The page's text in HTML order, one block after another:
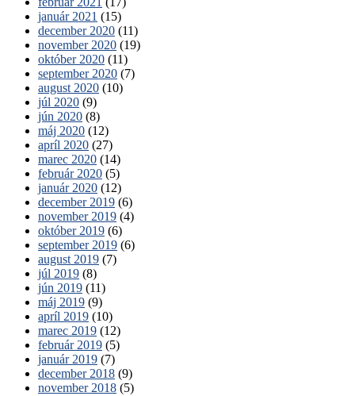
január 2021 (15)
december 2020 (11)
november 2020 (19)
október 2020 (11)
september 2020 (7)
august 2020 (10)
júl 2020 (9)
jún 2020 (8)
máj 2020 (12)
apríl 2020 (27)
marec 2020 (14)
február 2020 (5)
január 2020 (12)
december 2019 (6)
november 2019 (4)
október 2019 (6)
september 2019 (6)
august 2019 (7)
júl 2019 (8)
jún 2019 (11)
máj 2019 (9)
apríl 2019 (10)
marec 2019 (12)
február 2019 (5)
január 2019 (7)
december 2018 (9)
november 2018 (5)